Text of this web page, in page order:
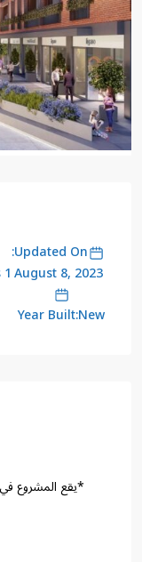
Updated On:
August 8, 2023
1 Bedrooms
Year Built:New
*يقع المشروع في